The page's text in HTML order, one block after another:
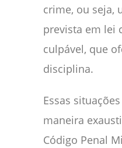
crime, ou seja,
prevista em lei
culpável, que
disciplina.
Essas
maneira
Código Penal